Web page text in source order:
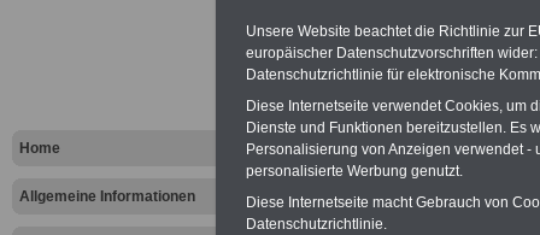
Home
Allgemeine Informationen
Vorteile für den öffentlichen
Vergleichen und sparen :
Bausparen schon ab 16 Jahren
Berufsunfähigkeitsabsicherung
Krankenzusatzversicherung-
Online-Vergleich Gesetzliche
Unsere Website beachtet die Richtlinie zur
europäischer Datenschutzvorschriften
Datenschutzrichtlinie für elektronische
Diese Internetseite verwendet Cookies, um
Dienste und Funktionen bereitzustellen. Es
Personalisierung von Anzeigen verwendet
personalisierte Werbung genutzt.
Diese Internetseite macht Gebrauch von
Datenschutzrichtlinie.